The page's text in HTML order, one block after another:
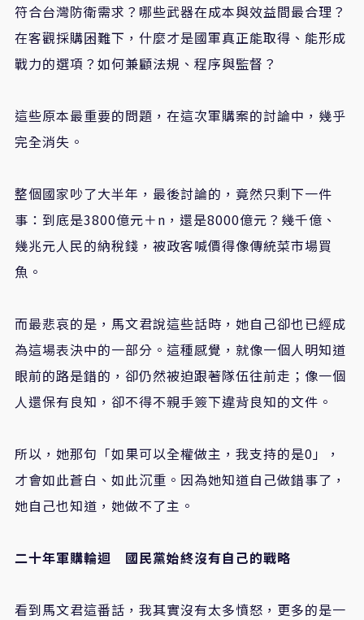
符合台灣防衛需求？哪些武器在成本與效益間最合理？
在客觀採購困難下，什麼才是國軍真正能取得、能形成
戰力的選項？如何兼顧法規、程序與監督？
這些原本最重要的問題，在這次軍購案的討論中，幾乎
完全消失。
整個國家吵了大半年，最後討論的，竟然只剩下一件
事：到底是3800億元＋n，還是8000億元？幾千億、
幾兆元人民的納稅錢，被政客喊價得像傳統菜市場買
魚。
而最悲哀的是，馬文君說這些話時，她自己卻也已經成
為這場表決中的一部分。這種感覺，就像一個人明知道
眼前的路是錯的，卻仍然被迫跟著隊伍往前走；像一個
人還保有良知，卻不得不親手簽下違背良知的文件。
所以，她那句「如果可以全權做主，我支持的是0」，
才會如此蒼白、如此沉重。因為她知道自己做錯事了，
她自己也知道，她做不了主。
二十年軍購輪迴 國民黨始終沒有自己的戰略
看到馬文君這番話，我其實沒有太多憤怒，更多的是一